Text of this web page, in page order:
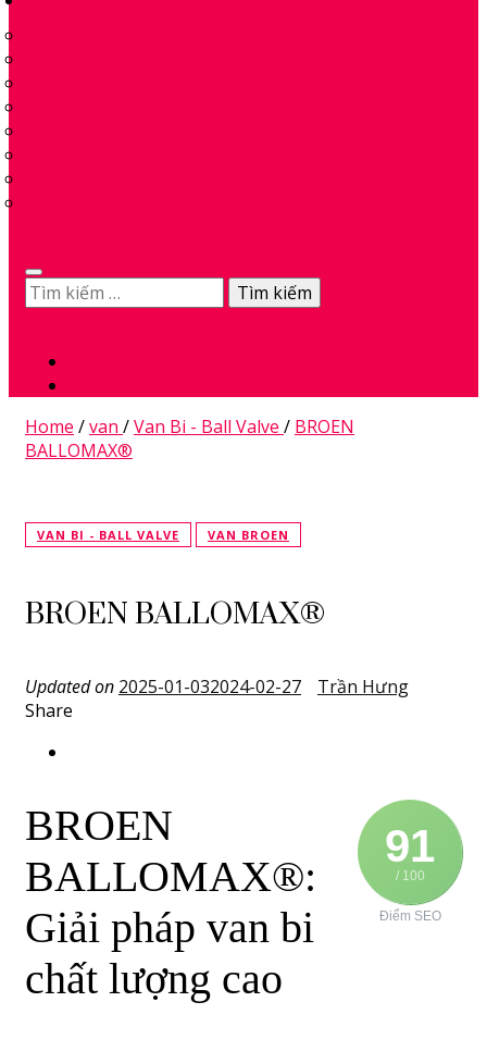
Tìm
kiếm
Home /van /Van Bi - Ball Valve / BROEN
BALLOMAX®
VAN BI - BALL VALVE VAN BROEN
BROEN BALLOMAX®
Trần Hưng
Updated on 2025-01-032024-02-27
Share
91
/ 100
Điểm SEO
BROEN
BALLOMAX®:
Giải pháp van bi
chất lượng cao